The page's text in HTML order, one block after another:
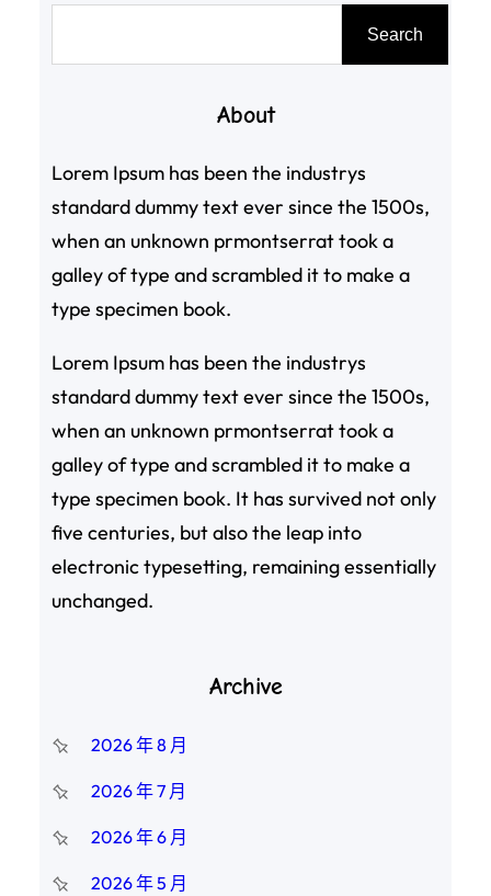
Search
About
Lorem Ipsum has been the industrys
standard dummy text ever since the 1500s,
when an unknown prmontserrat took a
galley of type and scrambled it to make a
type specimen book.
Lorem Ipsum has been the industrys
standard dummy text ever since the 1500s,
when an unknown prmontserrat took a
galley of type and scrambled it to make a
type specimen book. It has survived not only
five centuries, but also the leap into
electronic typesetting, remaining essentially
unchanged.
Archive
2026 年 8 月
2026 年 7 月
2026 年 6 月
2026 年 5 月